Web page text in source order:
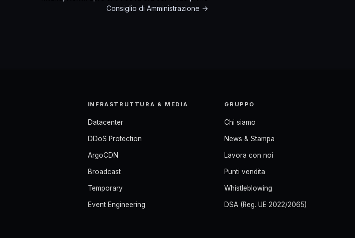
Consiglio di Amministrazione →
INFRASTRUTTURA & MEDIA
Datacenter
DDoS Protection
ArgoCDN
Broadcast
Temporary
Event Engineering
GRUPPO
Chi siamo
News & Stampa
Lavora con noi
Punti vendita
Whistleblowing
DSA (Reg. UE 2022/2065)